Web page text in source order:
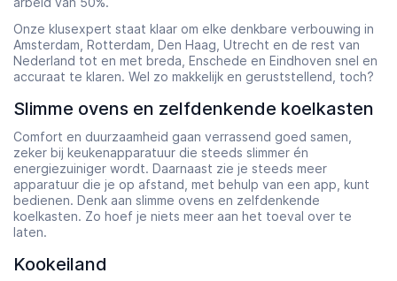
Onze klusexpert staat klaar om elke denkbare verbouwing in
Amsterdam, Rotterdam, Den Haag, Utrecht en de rest van
Nederland tot en met breda, Enschede en Eindhoven snel en
accuraat te klaren. Wel zo makkelijk en geruststellend, toch?
Slimme ovens en zelfdenkende koelkasten
Comfort en duurzaamheid gaan verrassend goed samen,
zeker bij keukenapparatuur die steeds slimmer én
energiezuiniger wordt. Daarnaast zie je steeds meer
apparatuur die je op afstand, met behulp van een app, kunt
bedienen. Denk aan slimme ovens en zelfdenkende
koelkasten. Zo hoef je niets meer aan het toeval over te
laten.
Kookeiland